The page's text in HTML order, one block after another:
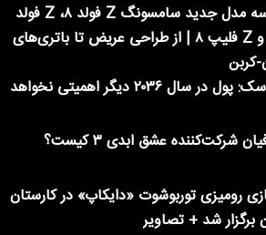
معرفی سه مدل جدید سامسونگ Z فولد ۸، Z فولد
۸ اولترا و Z فلیپ ۸ | از طراحی عریض تا باتری‌های
کربن
ایلان ماسک: پول در سال ۲۰۳۶ دیگر اهمیتی نخواهد
شرکت‌کننده عشق ابدی ۳ کیست؟
رومیزی توربوشوت «دایکاپ» در کارستان
برگزار شد + تصاویر